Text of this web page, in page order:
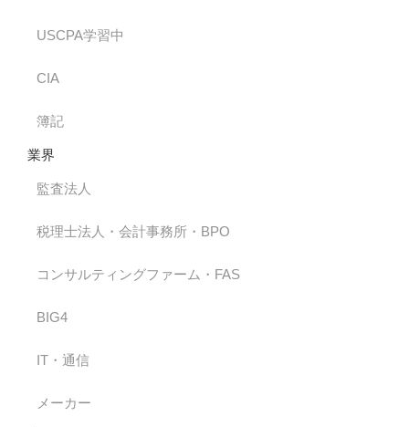
USCPA学習中
CIA
簿記
業界
監査法人
税理士法人・会計事務所・BPO
コンサルティングファーム・FAS
BIG4
IT・通信
メーカー